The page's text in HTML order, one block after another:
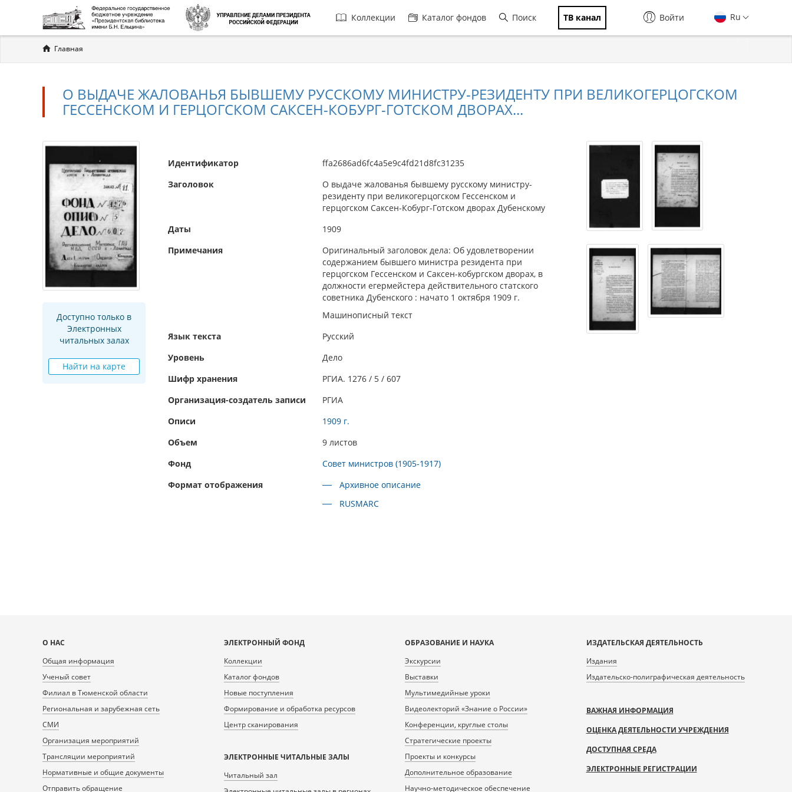
Главная
навигация
Коллекции Каталог фондов Поиск ТВ канал Ru
Войти
Вы
здесь
Главная
О ВЫДАЧЕ ЖАЛОВАНЬЯ БЫВШЕМУ РУССКОМУ МИНИСТРУ-РЕЗИДЕНТУ ПРИ ВЕЛИКОГЕРЦОГСКОМ
ГЕССЕНСКОМ И ГЕРЦОГСКОМ САКСЕН-КОБУРГ-ГОТСКОМ ДВОРАХ...
Доступно только в
Электронных
читальных залах
Найти на карте
Идентификатор
ffa2686ad6fc4a5e9c4fd21d8fc31235
Заголовок
О выдаче жалованья бывшему русскому министру-
резиденту при великогерцогском Гессенском и
герцогском Саксен-Кобург-Готском дворах Дубенскому
Даты
1909
Примечания
Оригинальный заголовок дела: Об удовлетворении
содержанием бывшего министра резидента при
герцогском Гессенском и Саксен-кобургском дворах, в
должности егермейстера действительного статского
советника Дубенского : начато 1 октября 1909 г.
Машинописный текст
Язык текста
Русский
Уровень
Дело
Шифр хранения
РГИА. 1276 / 5 / 607
Организация-создатель записи
РГИА
Описи
1909 г.
Объем
9 листов
Фонд
Совет министров (1905-1917)
Формат отображения
Архивное описание
RUSMARC
Карта
сайта
О НАС
Общая информация
Ученый совет
Филиал в Тюменской области
Региональная и зарубежная сеть
СМИ
Организация мероприятий
Трансляции мероприятий
Нормативные и общие документы
Отправить обращение
ЭЛЕКТРОННЫЙ ФОНД
Коллекции
Каталог фондов
Новые поступления
Формирование и обработка ресурсов
Центр сканирования
ЭЛЕКТРОННЫЕ ЧИТАЛЬНЫЕ ЗАЛЫ
Читальный зал
ОБРАЗОВАНИЕ И НАУКА
Экскурсии
Выставки
Мультимедийные уроки
Видеолекторий «Знание о России»
Конференции, круглые столы
Стратегические проекты
Проекты и конкурсы
Дополнительное образование
Научно-методическое обеспечение
ИЗДАТЕЛЬСКАЯ ДЕЯТЕЛЬНОСТЬ
Издания
Издательско-полиграфическая деятельность
ВАЖНАЯ ИНФОРМАЦИЯ
ОЦЕНКА ДЕЯТЕЛЬНОСТИ УЧРЕЖДЕНИЯ
ДОСТУПНАЯ СРЕДА
ЭЛЕКТРОННЫЕ РЕГИСТРАЦИИ